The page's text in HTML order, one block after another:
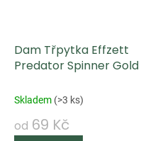
Dam Třpytka Effzett
Predator Spinner Gold
Skladem (>3 ks)
od 69 Kč